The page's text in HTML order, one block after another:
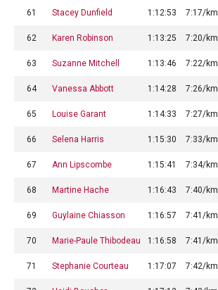
61 Stacey Dunfield 1:12:53 7:17/km
62 Karen Robinson 1:13:25 7:20/km
63 Suzanne Mitchell 1:13:46 7:22/km
64 Vanessa Abbott 1:14:28 7:26/km
65 Louise Garant 1:14:33 7:27/km
66 Selena Harris 1:15:30 7:33/km
67 Ann Lipscombe 1:15:41 7:34/km
68 Martine Hache 1:16:43 7:40/km
69 Guylaine Chiasson 1:16:57 7:41/km
70 Marie-Paule Thibodeau 1:16:58 7:41/km
71 Stephanie Courteau 1:17:07 7:42/km